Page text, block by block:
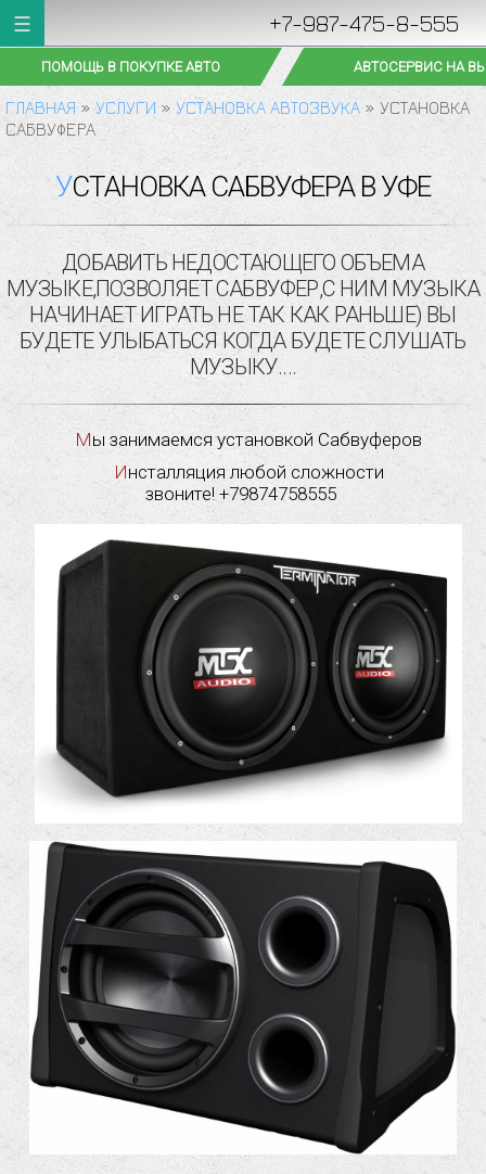
+7-987-475-8-555
ПОМОЩЬ В ПОКУПКЕ АВТО АВТОСЕРВИС НА
ГЛАВНАЯ » УСЛУГИ »УСТАНОВКА АВТОЗВУКА » УСТАНОВКА
САБВУФЕРА
УСТАНОВКА САБВУФЕРА В УФЕ
ДОБАВИТЬ НЕДОСТАЮЩЕГО ОБЪЕМА
МУЗЫКЕ,ПОЗВОЛЯЕТ САБВУФЕР,С НИМ МУЗЫКА
НАЧИНАЕТ ИГРАТЬ НЕ ТАК КАК РАНЬШЕ) ВЫ
БУДЕТЕ УЛЫБАТЬСЯ КОГДА БУДЕТЕ СЛУШАТЬ
МУЗЫКУ....
Мы занимаемся установкой Сабвуферов
Инсталляция любой сложности
звоните! +79874758555